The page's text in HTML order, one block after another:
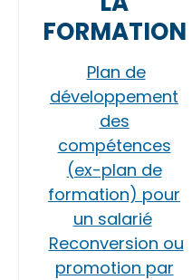
FORMATION
Plan de
développement
des
compétences
(ex-plan de
formation) pour
un salarié
Reconversion ou
promotion par